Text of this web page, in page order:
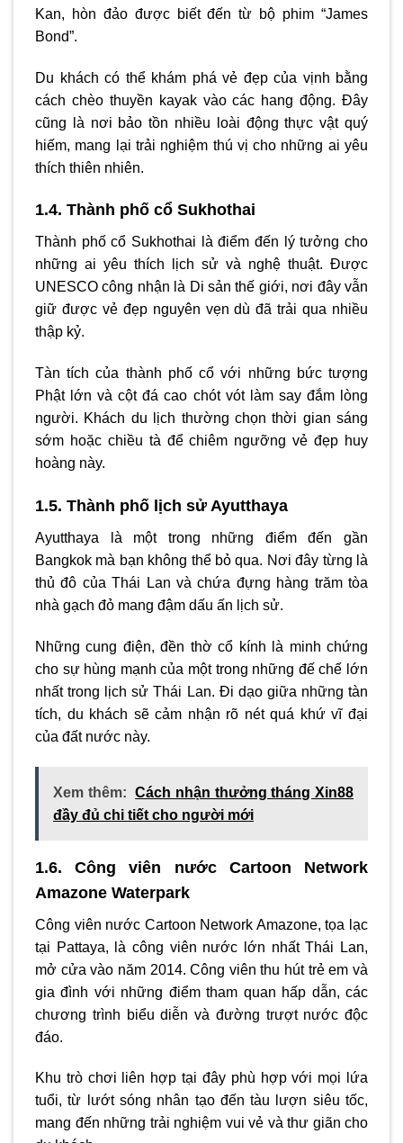
Kan, hòn đảo được biết đến từ bộ phim “James
Bond”.
Du khách có thể khám phá vẻ đẹp của vịnh bằng
cách chèo thuyền kayak vào các hang động. Đây
cũng là nơi bảo tồn nhiều loài động thực vật quý
hiếm, mang lại trải nghiệm thú vị cho những ai yêu
thích thiên nhiên.
1.4. Thành phố cổ Sukhothai
Thành phố cổ Sukhothai là điểm đến lý tưởng cho
những ai yêu thích lịch sử và nghệ thuật. Được
UNESCO công nhận là Di sản thế giới, nơi đây vẫn
giữ được vẻ đẹp nguyên vẹn dù đã trải qua nhiều
thập kỷ.
Tàn tích của thành phố cổ với những bức tượng
Phật lớn và cột đá cao chót vót làm say đắm lòng
người. Khách du lịch thường chọn thời gian sáng
sớm hoặc chiều tà để chiêm ngưỡng vẻ đẹp huy
hoàng này.
1.5. Thành phố lịch sử Ayutthaya
Ayutthaya là một trong những điểm đến gần
Bangkok mà bạn không thể bỏ qua. Nơi đây từng là
thủ đô của Thái Lan và chứa đựng hàng trăm tòa
nhà gạch đỏ mang đậm dấu ấn lịch sử.
Những cung điện, đền thờ cổ kính là minh chứng
cho sự hùng mạnh của một trong những đế chế lớn
nhất trong lịch sử Thái Lan. Đi dạo giữa những tàn
tích, du khách sẽ cảm nhận rõ nét quá khứ vĩ đại
của đất nước này.
Xem thêm: Cách nhận thưởng tháng Xin88
đầy đủ chi tiết cho người mới
1.6. Công viên nước Cartoon Network
Amazone Waterpark
Công viên nước Cartoon Network Amazone, tọa lạc
tại Pattaya, là công viên nước lớn nhất Thái Lan,
mở cửa vào năm 2014. Công viên thu hút trẻ em và
gia đình với những điểm tham quan hấp dẫn, các
chương trình biểu diễn và đường trượt nước độc
đáo.
Khu trò chơi liên hợp tại đây phù hợp với mọi lứa
tuổi, từ lướt sóng nhân tạo đến tàu lượn siêu tốc,
mang đến những trải nghiệm vui vẻ và thư giãn cho